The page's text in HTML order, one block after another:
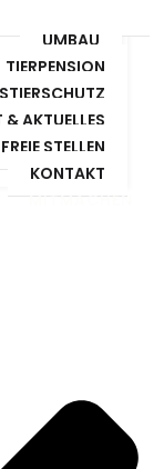
UMBAU
TIERPENSION
AKTUELLES
STELLEN
KONTAKT
MITMACHEN